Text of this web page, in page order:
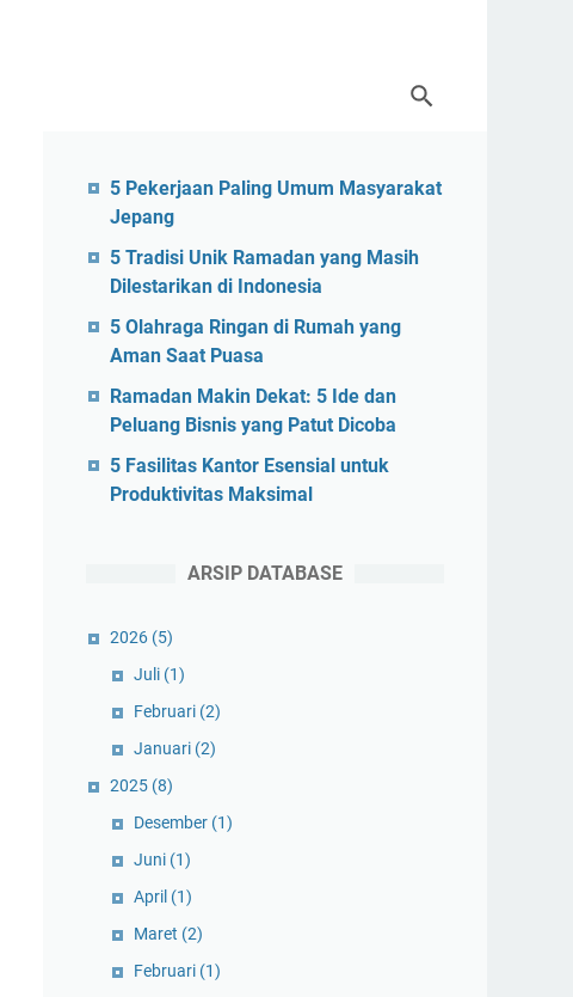
5 Pekerjaan Paling Umum Masyarakat
Jepang
5 Tradisi Unik Ramadan yang Masih
Dilestarikan di Indonesia
5 Olahraga Ringan di Rumah yang
Aman Saat Puasa
Ramadan Makin Dekat: 5 Ide dan
Peluang Bisnis yang Patut Dicoba
5 Fasilitas Kantor Esensial untuk
Produktivitas Maksimal
ARSIP DATABASE
2026 (5)
Juli (1)
Februari (2)
Januari (2)
2025 (8)
Desember (1)
Juni (1)
April (1)
Maret (2)
Februari (1)